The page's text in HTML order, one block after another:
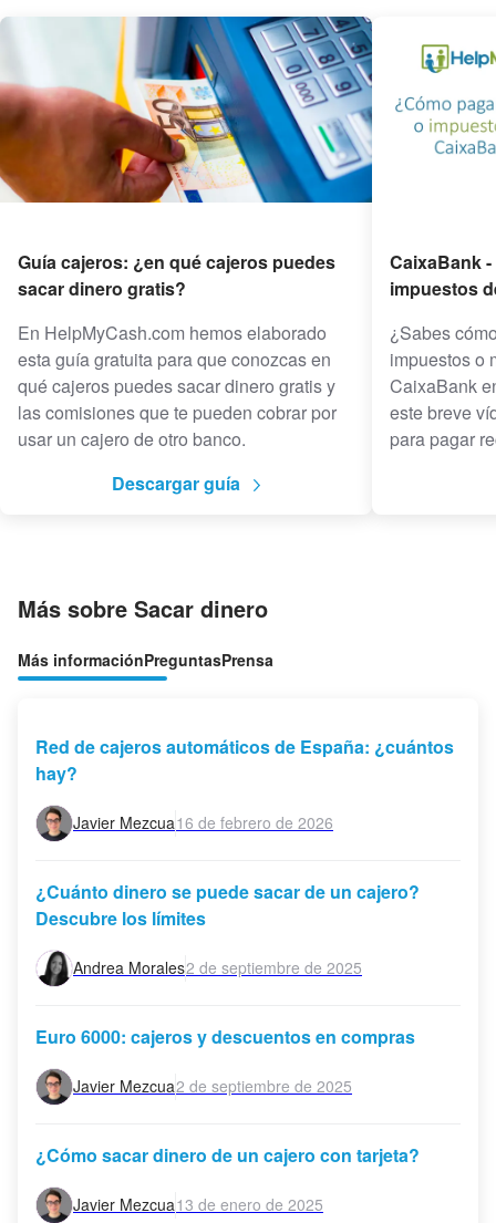
Guía cajeros: ¿en qué cajeros puedes
sacar dinero gratis?
En HelpMyCash.com hemos elaborado
esta guía gratuita para que conozcas en
qué cajeros puedes sacar dinero gratis y
las comisiones que te pueden cobrar por
usar un cajero de otro banco.
Descargar guía
CaixaBank
impuestos
¿Sabes
impuestos o
CaixaBank
este breve
para pagar
Más sobre Sacar dinero
Más informaciónPreguntasPrensa
Red de cajeros automáticos de España: ¿cuántos
hay?
Javier Mezcua16 de febrero de 2026
¿Cuánto dinero se puede sacar de un cajero?
Descubre los límites
Andrea Morales2 de septiembre de 2025
Euro 6000: cajeros y descuentos en compras
Javier Mezcua2 de septiembre de 2025
¿Cómo sacar dinero de un cajero con tarjeta?
Javier Mezcua13 de enero de 2025